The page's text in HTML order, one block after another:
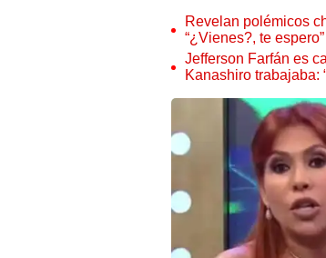
Revelan polémicos
“¿Vienes?, te espero”
Jefferson Farfán es
Kanashiro trabajaba: